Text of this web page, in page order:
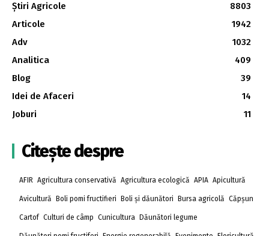
Știri Agricole
8803
Articole
1942
Adv
1032
Analitica
409
Blog
39
Idei de Afaceri
14
Joburi
11
Citește despre
AFIR Agricultura conservativă Agricultura ecologică APIA Apicultură
Avicultură Boli pomi fructifieri Boli și dăunători Bursa agricolă Căpșun
Cartof Culturi de câmp Cunicultura Dăunători legume